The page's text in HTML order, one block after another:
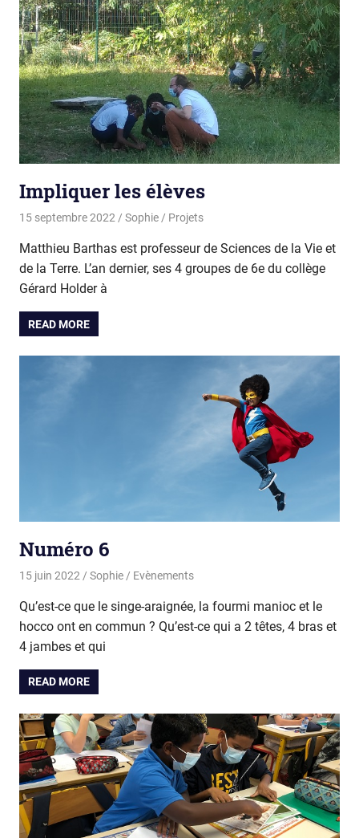
Impliquer les élèves
15 septembre 2022 Sophie Projets
Matthieu Barthas est professeur de Sciences de la Vie et
de la Terre. L’an dernier, ses 4 groupes de 6e du collège
Gérard Holder à
READ MORE
Numéro 6
15 juin 2022 Sophie Evènements
Qu’est-ce que le singe-araignée, la fourmi manioc et le
hocco ont en commun ? Qu’est-ce qui a 2 têtes, 4 bras et
4 jambes et qui
READ MORE